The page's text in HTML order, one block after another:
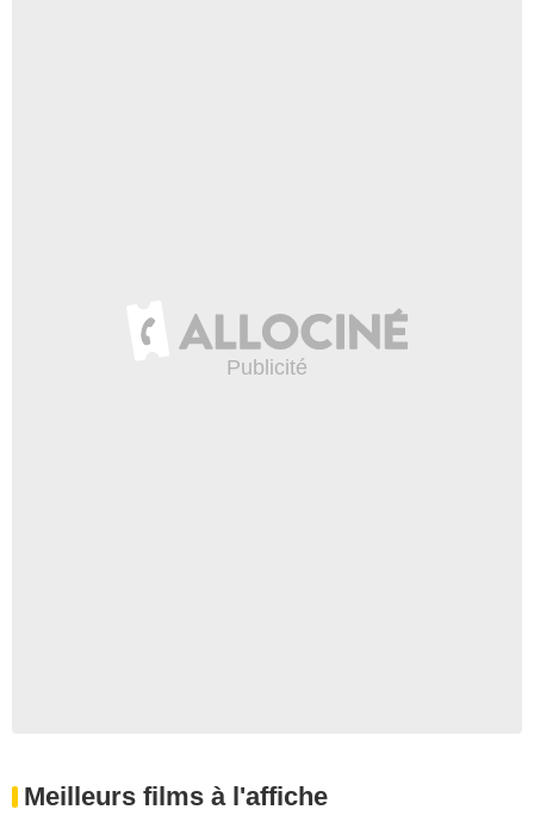
Meilleurs films à l'affiche